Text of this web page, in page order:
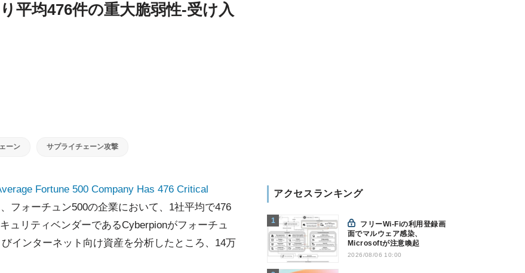
平均476件の重大脆弱性-受け入
ーン サプライチェーン攻撃
Fortune 500 Company Has 476 Critical
、フォーチュン500の企業において、1社平均で476
ュリティベンダーであるCyberpionがフォーチュ
インターネット向け資産を分析したところ、14万
アクセスランキング
面でマルウェア感染、
Microsoftが注意喚起
2026/08/06 10:00